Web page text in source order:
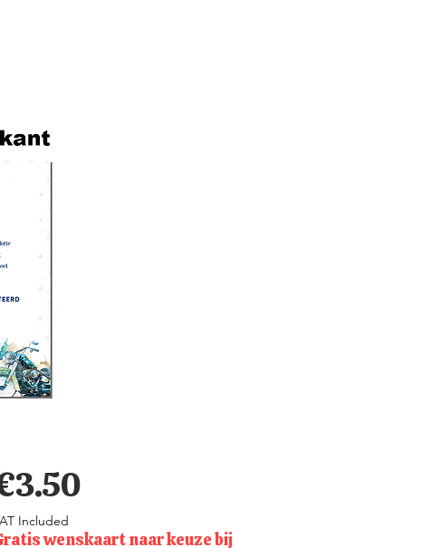
Price
Included
wenskaart naar keuze bij